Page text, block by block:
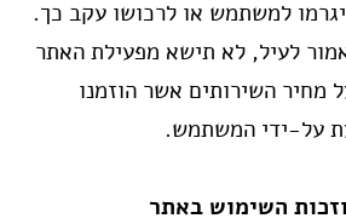
למשתמש או לרכושו עקב כך.
לעיל, לא תישא מפעילת האתר
מחיר השירותים אשר הוזמנו
על-ידי המשתמש.
השימוש באתר